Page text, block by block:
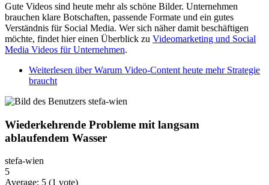
Gute Videos sind heute mehr als schöne Bilder. Unternehmen
brauchen klare Botschaften, passende Formate und ein gutes
Verständnis für Social Media. Wer sich näher damit beschäftigen
möchte, findet hier einen Überblick zu Videomarketing und Social
Media Videos für Unternehmen.
Weiterlesen über Warum Video-Content heute mehr Strategie
braucht
Wiederkehrende Probleme mit langsam
ablaufendem Wasser
stefa-wien
5
Average: 5 (1 vote)